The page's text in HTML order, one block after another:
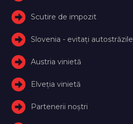
Scutire de impozit
Slovenia - evitați autostrăzile
Austria vinietă
Elveţia vinietă
Partenerii noștri